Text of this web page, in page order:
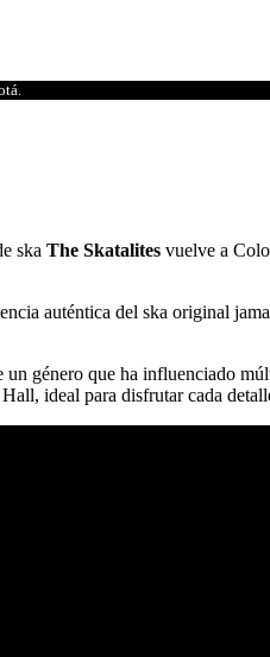
ska The Skatalites vuelve a
auténtica del ska original
género que ha influenciado
ideal para disfrutar cada